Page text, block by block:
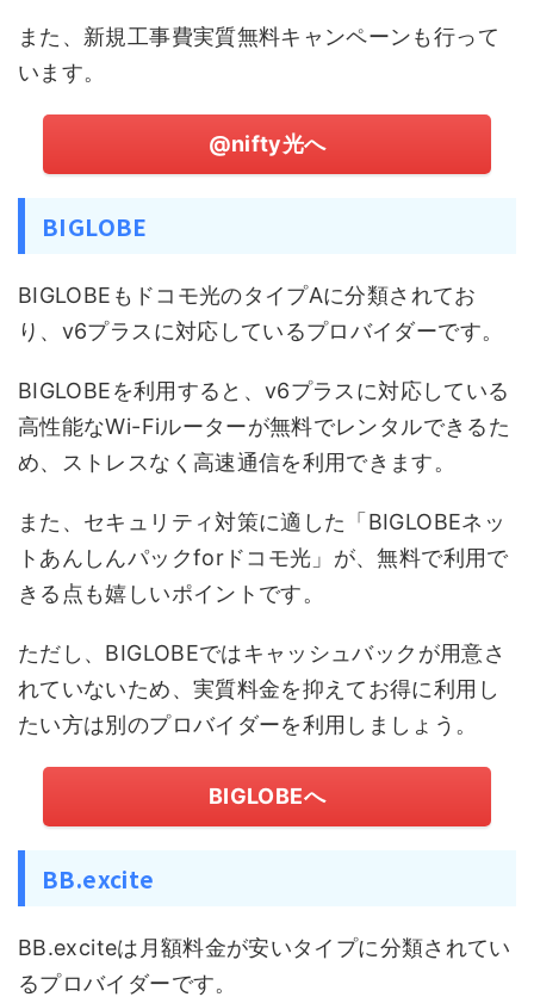
また、新規工事費実質無料キャンペーンも行って
います。
@nifty光へ
BIGLOBE
BIGLOBEもドコモ光のタイプAに分類されてお
り、v6プラスに対応しているプロバイダーです。
BIGLOBEを利用すると、v6プラスに対応している
高性能なWi-Fiルーターが無料でレンタルできるた
め、ストレスなく高速通信を利用できます。
また、セキュリティ対策に適した「BIGLOBEネッ
トあんしんパックforドコモ光」が、無料で利用で
きる点も嬉しいポイントです。
ただし、BIGLOBEではキャッシュバックが用意さ
れていないため、実質料金を抑えてお得に利用し
たい方は別のプロバイダーを利用しましょう。
BIGLOBEへ
BB.excite
BB.exciteは月額料金が安いタイプに分類されてい
るプロバイダーです。